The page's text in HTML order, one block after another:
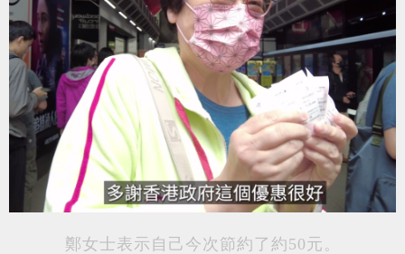
鄭女士表示自己今次節約了約50元。